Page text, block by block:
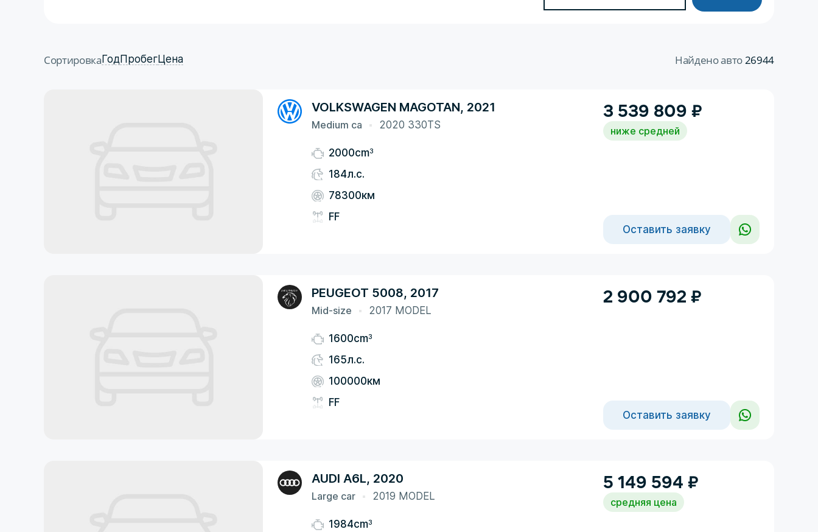
Сортировка ГодПробегЦена Найдено авто 26944
VOLKSWAGEN MAGOTAN, 2021
Medium ca 2020 330TS
2000cm3
184л.с.
78300км
FF
3 539 809 ₽
ниже средней
Оставить заявку
PEUGEOT 5008, 2017
Mid-size 2017 MODEL
1600cm3
165л.с.
100000км
FF
2 900 792 ₽
Оставить заявку
AUDI A6L, 2020
Large car 2019 MODEL
1984cm3
5 149 594 ₽
средняя цена